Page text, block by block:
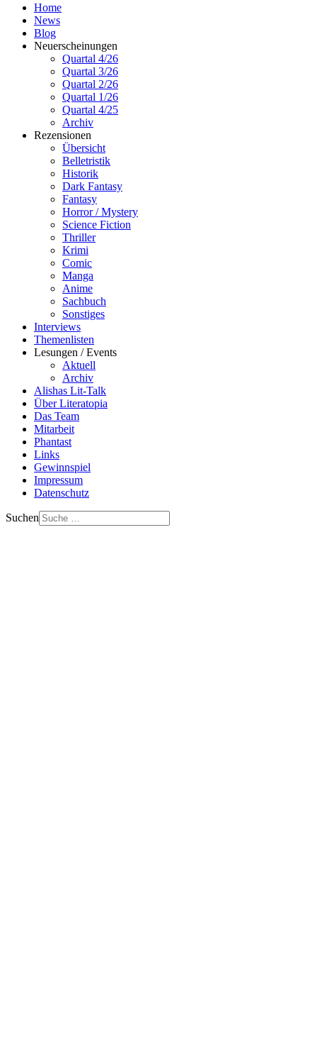
Home
News
Blog
Neuerscheinungen
Quartal 4/26
Quartal 3/26
Quartal 2/26
Quartal 1/26
Quartal 4/25
Archiv
Rezensionen
Übersicht
Belletristik
Historik
Dark Fantasy
Fantasy
Horror / Mystery
Science Fiction
Thriller
Krimi
Comic
Manga
Anime
Sachbuch
Sonstiges
Interviews
Themenlisten
Lesungen / Events
Aktuell
Archiv
Alishas Lit-Talk
Über Literatopia
Das Team
Mitarbeit
Phantast
Links
Gewinnspiel
Impressum
Datenschutz
Suchen